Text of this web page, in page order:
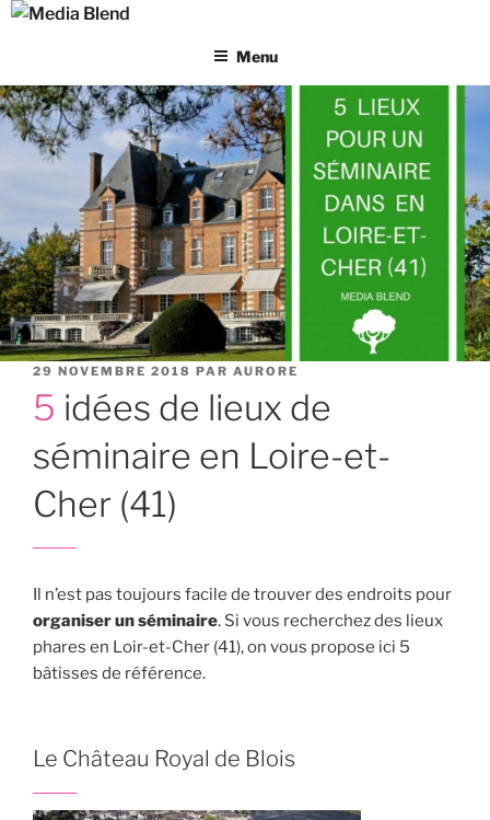
Aller
principal
Menu
PUBLIÉ
29 NOVEMBRE 2018 PAR AURORE
5 idées de lieux de
séminaire en Loire-et-
Cher (41)
Il n’est pas toujours facile de trouver des endroits pour
organiser un séminaire. Si vous recherchez des lieux
phares en Loir-et-Cher (41), on vous propose ici 5
bâtisses de référence.
Le Château Royal de Blois